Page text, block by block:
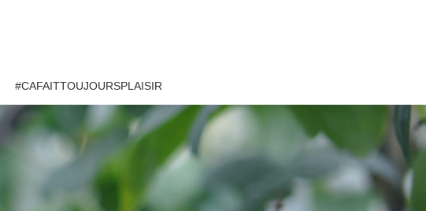
#CAFAITTOUJOURSPLAISIR